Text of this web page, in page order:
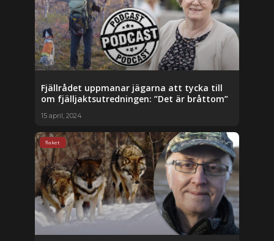
Fjällrådet uppmanar jägarna att tycka till
om fjälljaktsutredningen: ”Det är bråttom”
15 april, 2024
flaket